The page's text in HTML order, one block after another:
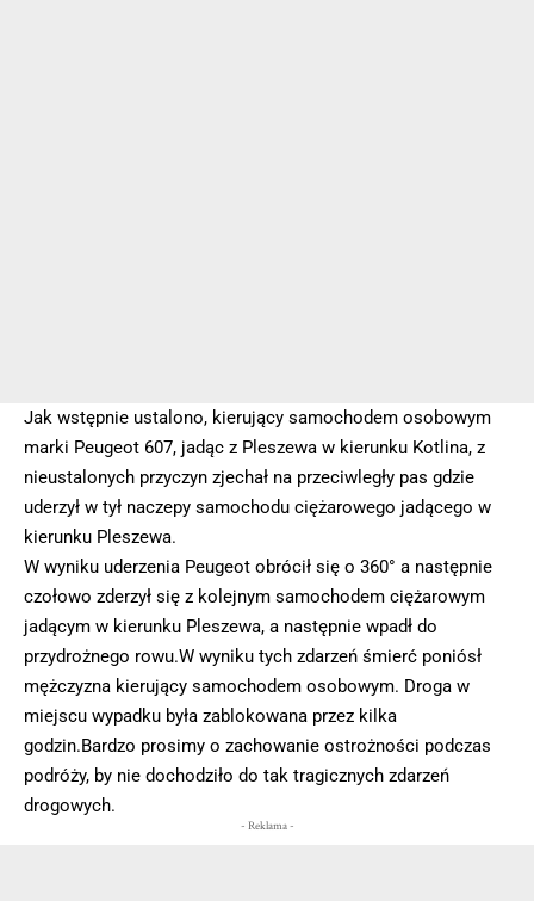
Jak wstępnie ustalono, kierujący samochodem osobowym
marki Peugeot 607, jadąc z Pleszewa w kierunku Kotlina, z
nieustalonych przyczyn zjechał na przeciwległy pas gdzie
uderzył w tył naczepy samochodu ciężarowego jadącego w
kierunku Pleszewa.
W wyniku uderzenia Peugeot obrócił się o 360° a następnie
czołowo zderzył się z kolejnym samochodem ciężarowym
jadącym w kierunku Pleszewa, a następnie wpadł do
przydrożnego rowu.W wyniku tych zdarzeń śmierć poniósł
mężczyzna kierujący samochodem osobowym. Droga w
miejscu wypadku była zablokowana przez kilka
godzin.Bardzo prosimy o zachowanie ostrożności podczas
podróży, by nie dochodziło do tak tragicznych zdarzeń
drogowych.
- Reklama -